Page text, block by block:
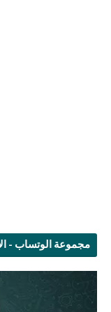
مجموعة الوتساب -